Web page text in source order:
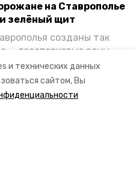
и технических данных
сайтом, Вы
на Ставрополье
зелёный щит
созданы так
— лесопарковые зоны,
выхлопных
ли они с
автотранспорта и
края, узнала